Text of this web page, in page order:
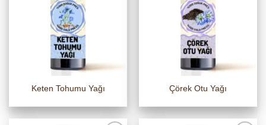
Keten Tohumu Yağı Çörek Otu Yağı